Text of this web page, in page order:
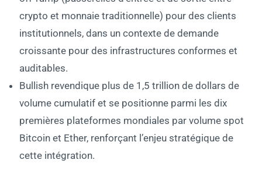
crypto et monnaie traditionnelle) pour des clients
institutionnels, dans un contexte de demande
croissante pour des infrastructures conformes et
auditables.
Bullish revendique plus de 1,5 trillion de dollars de
volume cumulatif et se positionne parmi les dix
premières plateformes mondiales par volume spot
Bitcoin et Ether, renforçant l’enjeu stratégique de
cette intégration.